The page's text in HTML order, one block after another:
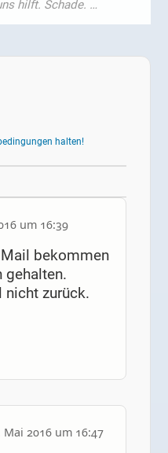
halten!
um 16:39
bekommen
gehalten.
nicht zurück.
Mai 2016 um 16:47